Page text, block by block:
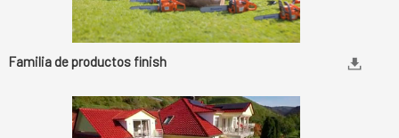
Familia de productos finish